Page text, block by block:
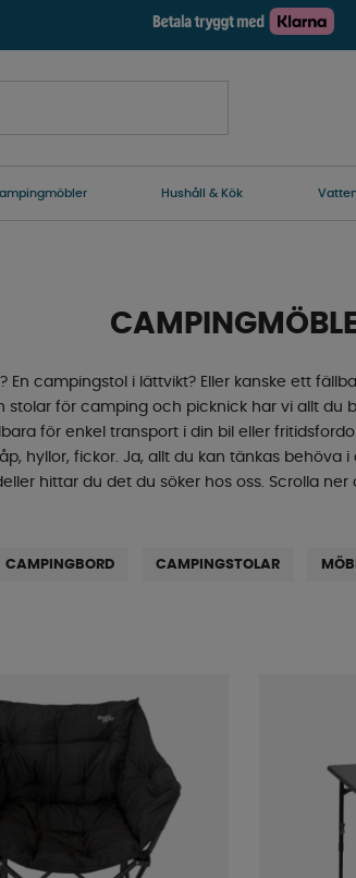
Hushåll & Kök
En campingstol i lättvikt? Eller kanske ett
för camping och picknick har vi allt du
för enkel transport i din bil eller
hyllor, fickor. Ja, allt du kan tänkas
hittar du det du söker hos oss. Scrolla
CAMPINGBORD CAMPINGSTOLAR